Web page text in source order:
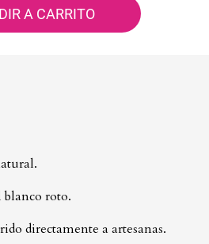
A CARRITO
roto.
directamente a artesanas.